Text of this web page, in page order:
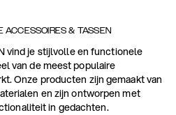
ACCESSOIRES & TASSEN
vind je stijlvolle en functionele
van de meest populaire
Onze producten zijn gemaakt van
en zijn ontworpen met
in gedachten.